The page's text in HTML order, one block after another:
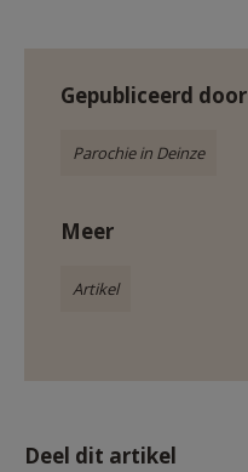
Gepubliceerd door
Parochie in Deinze
Meer
Artikel
Deel dit artikel